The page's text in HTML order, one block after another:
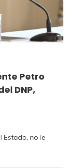
Petro
DNP,
Estado, no le